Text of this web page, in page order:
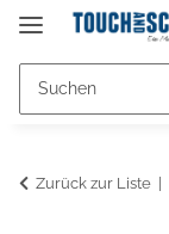
Zurück zur Liste